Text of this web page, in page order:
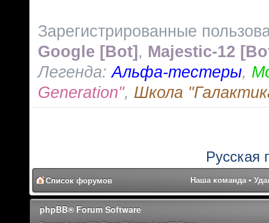
Зарегистрированные
Google [Bot] , Majestic-12
Легенда:Альфа-тестеры,
Generation", Школа
Русская
Список форумов Наша команда•
phpBB® Forum Software